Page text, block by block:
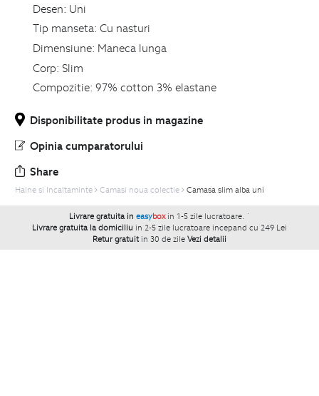
Desen: Uni
Tip manseta: Cu nasturi
Dimensiune: Maneca lunga
Corp: Slim
Compozitie: 97% cotton 3% elastane
Disponibilitate produs in magazine
Opinia cumparatorului
Share
Haine si Incaltaminte Camasi noua colectie Camasa slim alba uni
Livrare gratuita in easybox in 1-5 zile lucratoare. `
Livrare gratuita la domiciliu in 2-5 zile lucratoare incepand cu 249 Lei
Retur gratuit in 30 de zile Vezi detalii